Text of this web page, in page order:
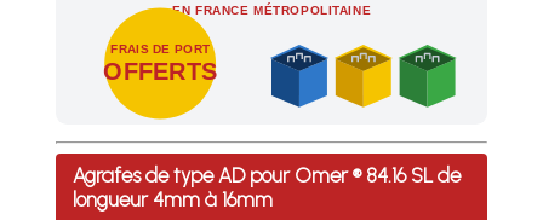
EN FRANCE MÉTROPOLITAINE
FRAIS DE PORT
OFFERTS
Profitez des Frais de port offerts en France
Agrafes de type AD pour Omer ® 84.16 SL de
longueur 4mm à 16mm